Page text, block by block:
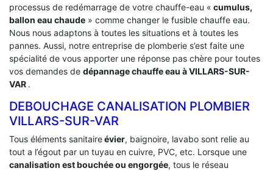
processus de redémarrage de votre chauffe-eau « cumulus,
ballon eau chaude » comme changer le fusible chauffe eau.
Nous nous adaptons à toutes les situations et à toutes les
pannes. Aussi, notre entreprise de plomberie s’est faite une
spécialité de vous apporter une réponse pas chère pour toutes
vos demandes de dépannage chauffe eau à VILLARS-SUR-
VAR .
DEBOUCHAGE CANALISATION PLOMBIER
VILLARS-SUR-VAR
Tous éléments sanitaireévier, baignoire, lavabo sont relie au
tout a l’égout par un tuyau en cuivre, PVC, etc. Lorsque une
canalisation est bouchée ou engorgée, tous le réseau